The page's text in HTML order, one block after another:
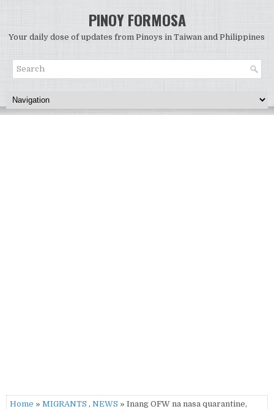
PINOY FORMOSA
Your daily dose of updates from Pinoys in Taiwan and Philippines
Home » MIGRANTS , NEWS » Inang OFW na nasa quarantine,